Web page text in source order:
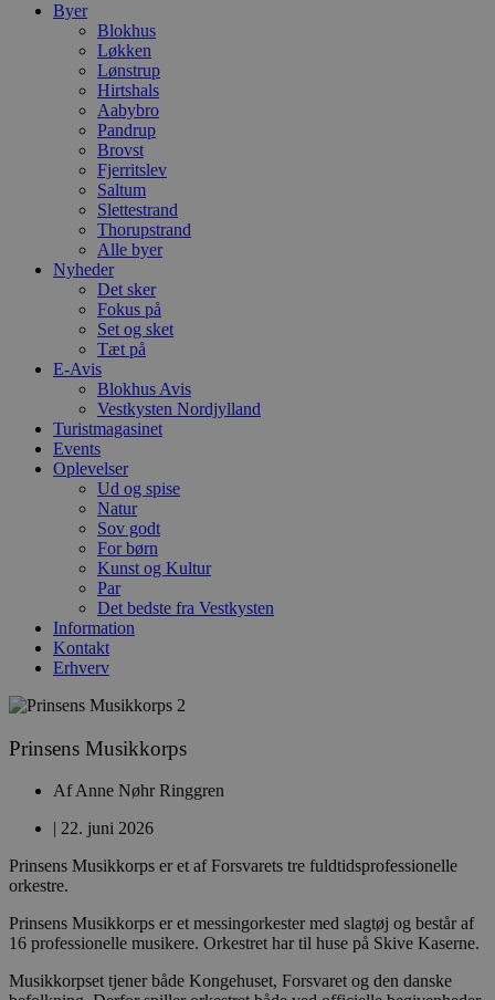
Byer
Blokhus
Løkken
Lønstrup
Hirtshals
Aabybro
Pandrup
Brovst
Fjerritslev
Saltum
Slettestrand
Thorupstrand
Alle byer
Nyheder
Det sker
Fokus på
Set og sket
Tæt på
E-Avis
Blokhus Avis
Vestkysten Nordjylland
Turistmagasinet
Events
Oplevelser
Ud og spise
Natur
Sov godt
For børn
Kunst og Kultur
Par
Det bedste fra Vestkysten
Information
Kontakt
Erhverv
Prinsens Musikkorps
AfAnne Nøhr Ringgren
| 22. juni 2026
Prinsens Musikkorps er et af Forsvarets tre fuldtidsprofessionelle
orkestre.
Prinsens Musikkorps er et messingorkester med slagtøj og består af
16 professionelle musikere. Orkestret har til huse på Skive Kaserne.
Musikkorpset tjener både Kongehuset, Forsvaret og den danske